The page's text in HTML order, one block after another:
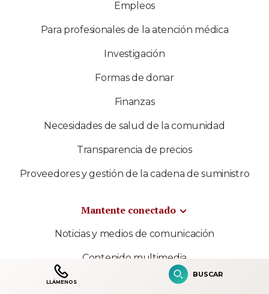
Empleos
Para profesionales de la atención médica
Investigación
Formas de donar
Finanzas
Necesidades de salud de la comunidad
Transparencia de precios
Proveedores y gestión de la cadena de suministro
Mantente conectado
Noticias y medios de comunicación
Contenido multimedia
Shriners International
LLÁMENOS
BUSCAR